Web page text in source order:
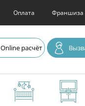
Оплата Франшиза
Online расчёт